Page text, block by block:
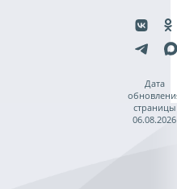
Дата
страницы
06.08.2026